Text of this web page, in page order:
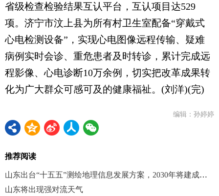
省级检查检验结果互认平台，互认项目达529
项。济宁市汶上县为所有村卫生室配备“穿戴式
心电检测设备”，实现心电图像远程传输、疑难
病例实时会诊、重危患者及时转诊，累计完成远
程影像、心电诊断10万余例，切实把改革成果转
化为广大群众可感可及的健康福祉。(刘洋)(完)
编辑：孙婷婷
推荐阅读
山东出台“十五五”测绘地理信息发展方案，2030年将建成全域实景三维山东
山东将出现强对流天气